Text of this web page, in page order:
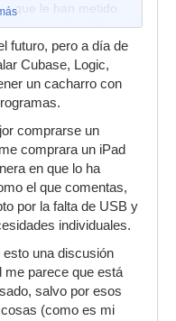
que le han metido
y ya vereis windows
todo corriendo en
cosa. Por cierto,
futuro, pero a día de
Cubase, Logic,
un cacharro con
comprarse un
comprara un iPad
en que lo ha
el que comentas,
por la falta de USB y
individuales.
esto una discusión
me parece que está
salvo por esos
(como es mi